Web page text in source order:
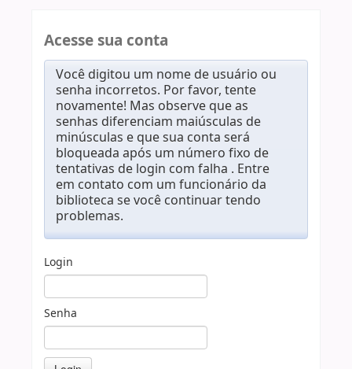
Acesse sua conta
Você digitou um nome de usuário ou
senha incorretos. Por favor, tente
novamente! Mas observe que as
senhas diferenciam maiúsculas de
minúsculas e que sua conta será
bloqueada após um número fixo de
tentativas de login com falha . Entre
em contato com um funcionário da
biblioteca se você continuar tendo
problemas.
Login
Senha